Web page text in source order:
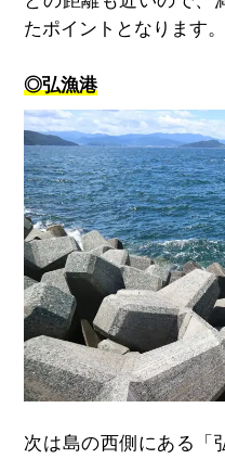
たポイントとなります。
◎弘漁港
次は島の西側にある「